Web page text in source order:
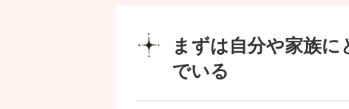
まずは自分や家族
でいる